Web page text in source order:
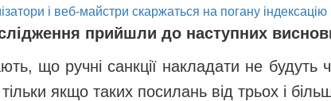
і веб-майстри скаржаться на погану
прийшли до наступних
що ручні санкції накладати не
якщо таких посилань від трьох і